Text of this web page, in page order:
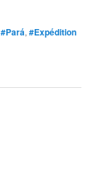
#Pará, #Expédition